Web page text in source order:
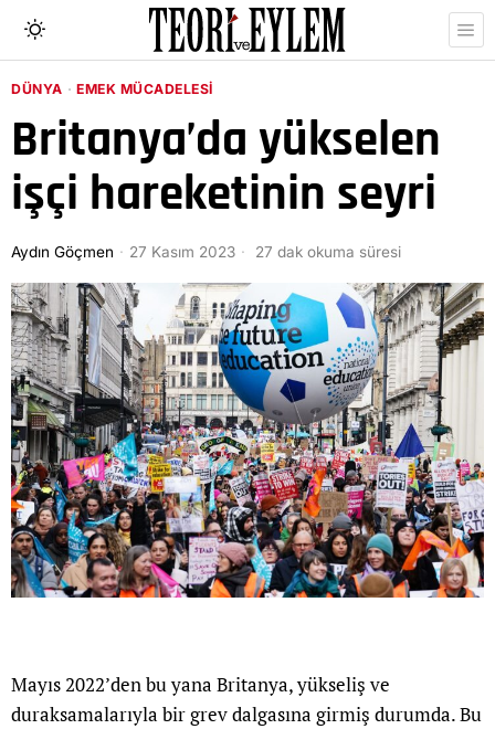
DÜNYA · EMEK MÜCADELESI
Britanya’da yükselen
işçi hareketinin seyri
Aydın Göçmen 27 Kasım 2023 27 dak okuma süresi
Mayıs 2022’den bu yana Britanya, yükseliş ve
duraksamalarıyla bir grev dalgasına girmiş durumda. Bu